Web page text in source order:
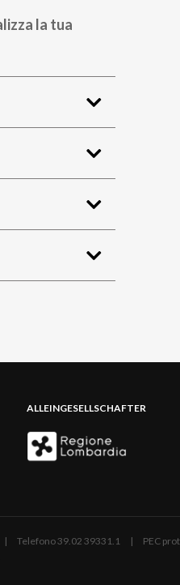
la tua
ALLEINGESELLSCHAFTER
| Telefono 39.02 39331.1 | PEC